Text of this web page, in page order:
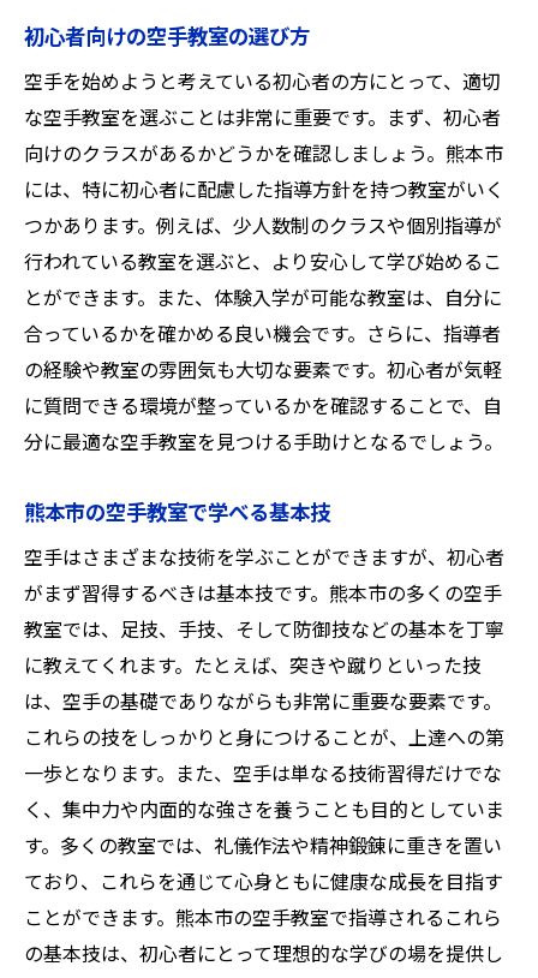
実際の指導を体験するメリット
熊本市の空手教室での無料体験の流れ
健康促進として空手を始める理由
新しい趣味としての空手教室参加体験
熊本市で空手教室を選ぶ際のポイント
子どもから大人まで熊本市の空手教室をおすす
めする理由
年齢に応じた指導プログラムの魅力
親子で楽しめる空手教室の特徴
子どもの成長を促す空手教室
多様な年齢層に対応する指導方法
熊本市で空手を始めるならここ！
初心者向け空手教室熊本市で始める新しい挑戦
空手初心者におすすめの教室とは
新しい挑戦としての空手の意義
初心者でも安心な指導内容
熊本市で空手を始める際の心構え
挑戦を楽しむ空手教室の魅力
空手を通じて得られるスキル
熊本市の空手教室で体力づくりと集中力を育む
体力向上を目指す空手教室の特徴
初心者向けの空手教室の選び方
空手を始めようと考えている初心者の方にとって、適切
な空手教室を選ぶことは非常に重要です。まず、初心者
向けのクラスがあるかどうかを確認しましょう。熊本市
には、特に初心者に配慮した指導方針を持つ教室がいく
つかあります。例えば、少人数制のクラスや個別指導が
行われている教室を選ぶと、より安心して学び始めるこ
とができます。また、体験入学が可能な教室は、自分に
合っているかを確かめる良い機会です。さらに、指導者
の経験や教室の雰囲気も大切な要素です。初心者が気軽
に質問できる環境が整っているかを確認することで、自
分に最適な空手教室を見つける手助けとなるでしょう。
熊本市の空手教室で学べる基本技
空手はさまざまな技術を学ぶことができますが、初心者
がまず習得するべきは基本技です。熊本市の多くの空手
教室では、足技、手技、そして防御技などの基本を丁寧
に教えてくれます。たとえば、突きや蹴りといった技
は、空手の基礎でありながらも非常に重要な要素です。
これらの技をしっかりと身につけることが、上達への第
一歩となります。また、空手は単なる技術習得だけでな
く、集中力や内面的な強さを養うことも目的としていま
す。多くの教室では、礼儀作法や精神鍛錬に重きを置い
ており、これらを通じて心身ともに健康な成長を目指す
ことができます。熊本市の空手教室で指導されるこれら
の基本技は、初心者にとって理想的な学びの場を提供し